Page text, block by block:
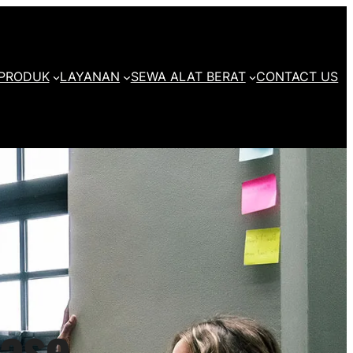
LAYANAN SEWA ALAT BERAT CONTACT US